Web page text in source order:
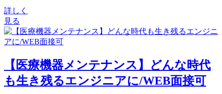
詳しく
見る
【医療機器メンテナンス】どんな時代
も生き残るエンジニアに/WEB面接可